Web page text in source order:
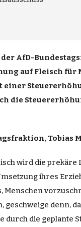
der AfD-
auf Fleisch für
einer
die
Tobias
wird die prekäre
ihres
Menschen
denn,
durch die geplante